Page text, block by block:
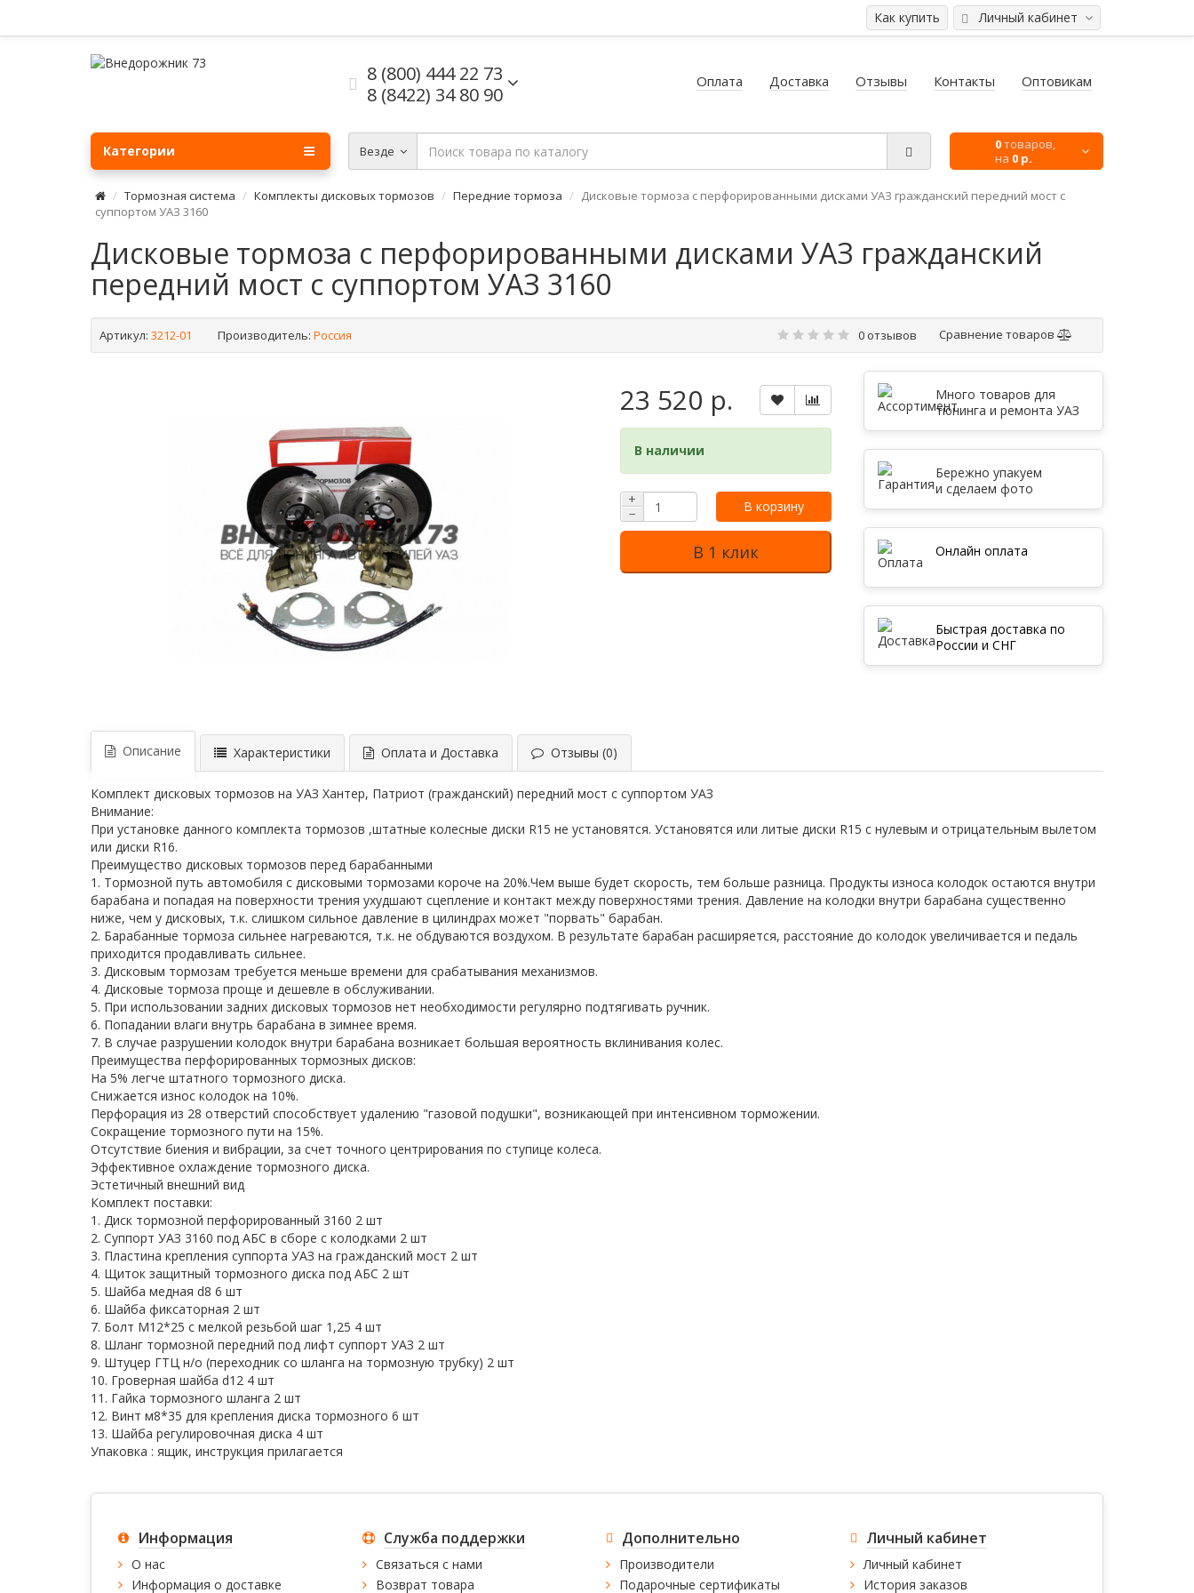
Личный кабинет
Как купить
8 (800) 444 22 73
8 (8422) 34 80 90
Оплата Доставка Отзывы Контакты Оптовикам
Везде 0товаров,
на 0 р.
Категории
Тормозная система Комплекты дисковых тормозов Передние тормоза
Дисковые тормоза с перфорированными дисками УАЗ гражданский передний мост с
суппортом УАЗ 3160
Дисковые тормоза с перфорированными дисками УАЗ гражданский
передний мост с суппортом УАЗ 3160
Артикул: 3212-01 Производитель: Россия Сравнение товаров
0 отзывов
23 520 р.
В наличии
+
−
В корзину
В 1 клик
Много товаров для
тюнинга и ремонта УАЗ
Бережно упакуем
и сделаем фото
Онлайн оплата
Быстрая доставка по
России и СНГ
Описание Характеристики Оплата и Доставка Отзывы (0)
Комплект дисковых тормозов на УАЗ Хантер, Патриот (гражданский) передний мост с суппортом УАЗ
Внимание:
При установке данного комплекта тормозов ,штатные колесные диски R15 не установятся. Установятся или литые диски R15 с нулевым и отрицательным вылетом
или диски R16.
Преимущество дисковых тормозов перед барабанными
1. Тормозной путь автомобиля с дисковыми тормозами короче на 20%.Чем выше будет скорость, тем больше разница. Продукты износа колодок остаются внутри
барабана и попадая на поверхности трения ухудшают сцепление и контакт между поверхностями трения. Давление на колодки внутри барабана существенно
ниже, чем у дисковых, т.к. слишком сильное давление в цилиндрах может "порвать" барабан.
2. Барабанные тормоза сильнее нагреваются, т.к. не обдуваются воздухом. В результате барабан расширяется, расстояние до колодок увеличивается и педаль
приходится продавливать сильнее.
3. Дисковым тормозам требуется меньше времени для срабатывания механизмов.
4. Дисковые тормоза проще и дешевле в обслуживании.
5. При использовании задних дисковых тормозов нет необходимости регулярно подтягивать ручник.
6. Попадании влаги внутрь барабана в зимнее время.
7. В случае разрушении колодок внутри барабана возникает большая вероятность вклинивания колес.
Преимущества перфорированных тормозных дисков:
На 5% легче штатного тормозного диска.
Снижается износ колодок на 10%.
Перфорация из 28 отверстий способствует удалению "газовой подушки", возникающей при интенсивном торможении.
Сокращение тормозного пути на 15%.
Отсутствие биения и вибрации, за счет точного центрирования по ступице колеса.
Эффективное охлаждение тормозного диска.
Эстетичный внешний вид
Комплект поставки:
1. Диск тормозной перфорированный 3160 2 шт
2. Суппорт УАЗ 3160 под АБС в сборе с колодками 2 шт
3. Пластина крепления суппорта УАЗ на гражданский мост 2 шт
4. Щиток защитный тормозного диска под АБС 2 шт
5. Шайба медная d8 6 шт
6. Шайба фиксаторная 2 шт
7. Болт М12*25 с мелкой резьбой шаг 1,25 4 шт
8. Шланг тормозной передний под лифт суппорт УАЗ 2 шт
9. Штуцер ГТЦ н/о (переходник со шланга на тормозную трубку) 2 шт
10. Гроверная шайба d12 4 шт
11. Гайка тормозного шланга 2 шт
12. Винт м8*35 для крепления диска тормозного 6 шт
13. Шайба регулировочная диска 4 шт
Упаковка : ящик, инструкция прилагается
Информация
О нас
Информация о доставке
Служба поддержки
Связаться с нами
Возврат товара
Дополнительно
Производители
Подарочные сертификаты
Личный кабинет
Личный кабинет
История заказов